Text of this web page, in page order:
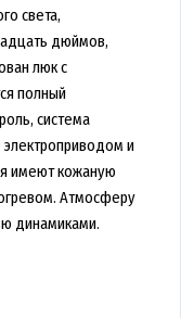
света,
дюймов,
люк с
полный
система
электроприводом и
имеют кожаную
Атмосферу
динамиками.